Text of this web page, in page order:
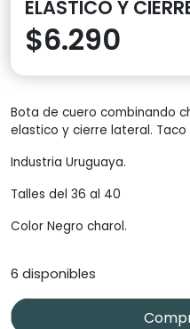
ELASTICO Y
$6.290
Bota de cuero combinando
elastico y cierre lateral.
Industria Uruguaya.
Talles del 36 al 40
Color Negro charol.
6 disponibles